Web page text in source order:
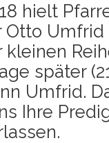
hielt
Otto
spä­ter
Umfrid.
Ihre